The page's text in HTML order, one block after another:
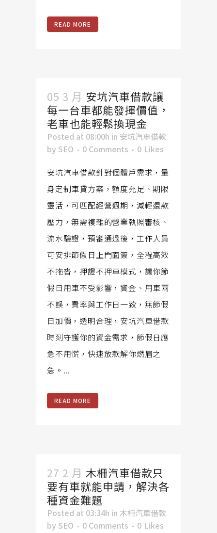
READ MORE
05 3 月 安坑汽車借款讓
每一台車都能發揮價值，
老車也能輕鬆換現金
Posted at 08:00h in 安坑汽車借款
by SEO 0 Comments 0 Likes
安坑汽車借款針對個體戶需求，量
身定制車貸方案，額度充足、期限
靈活，可匹配經營週期，減輕還款
壓力，無需複雜的營業執照審核、
流水驗證，預審通過後，工作人員
可安排節假日上門面簽，全程高效
不拖沓，押證不押車模式，讓你節
假日用車不受影響，資金、用車兩
不誤，費率與工作日一致，無節假
日加價，透明合理，安坑汽車借款
時刻守護你的資金需求，節假日應
急不用慌，快速放款解你燃眉之
急。...
READ MORE
27 2 月 木柵汽車借款只
要有車就能申請，解決各
種資金難題
Posted at 03:34h in 木柵汽車借款
by SEO 0 Comments 0 Likes